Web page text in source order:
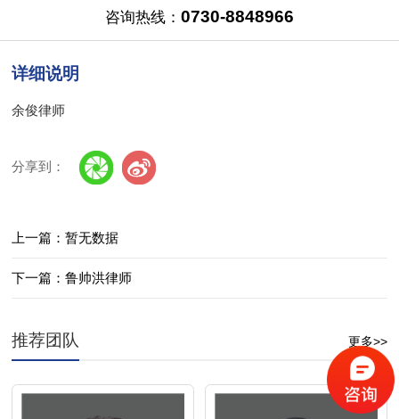
咨询热线： 0730-8848966
详细说明
余俊律师
分享到：
上一篇：暂无数据
下一篇：鲁帅洪律师
更多>>
推荐团队